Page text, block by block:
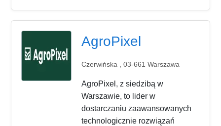
AgroPixel
Czerwińska , 03-661 Warszawa
AgroPixel, z siedzibą w
Warszawie, to lider w
dostarczaniu zaawansowanych
technologicznie rozwiązań